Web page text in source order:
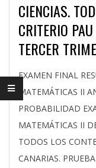
CIENCIAS.
CRITERIO
TERCER
2026-
05-
06
EXAMEN FINAL
MATEMÁTICAS II
PROBABILIDAD
MATEMÁTICAS II
TODOS LOS
CANARIAS.